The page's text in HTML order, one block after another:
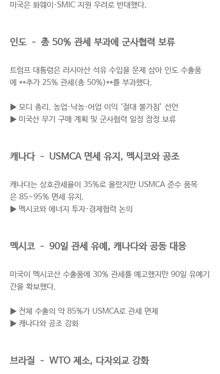
미국은 화웨이·SMIC 지원 우려로 반대했다.
인도 – 총 50% 관세 부과에 군사협력 보류
트럼프 대통령은 러시아산 석유 수입을 문제 삼아 인도 수출품
에 **추가 25% 관세(총 50%)**를 부과했다.
▶ 모디 총리, 농업·낙농·어업 이익 ‘절대 불가침’ 선언
▶ 미국산 무기 구매 계획 및 군사협력 일정 잠정 보류
캐나다 – USMCA 면세 유지, 멕시코와 공조
캐나다는 상호관세율이 35%로 올랐지만 USMCA 준수 품목
은 85~95% 면세 유지.
▶ 멕시코와 에너지 투자·경제협력 논의
멕시코 – 90일 관세 유예, 캐나다와 공동 대응
미국이 멕시코산 수출품에 30% 관세를 예고했지만 90일 유예기
간을 확보했다.
▶ 전체 수출의 약 85%가 USMCA로 관세 면제
▶ 캐나다와 공조 강화
브라질 – WTO 제소, 다자외교 강화